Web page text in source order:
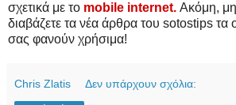
σχετικά με το mobile internet. Ακόμη,
διαβάζετε τα νέα άρθρα του sotostips τα
σας φανούν χρήσιμα!
Chris Zlatis Δεν υπάρχουν σχόλια: